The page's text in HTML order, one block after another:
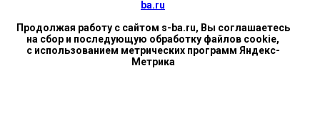
ba.ru
Продолжая работу с сайтом s-ba.ru, Вы соглашаетесь
на сбор и последующую обработку файлов cookie,
с использованием метрических программ Яндекс-
Метрика